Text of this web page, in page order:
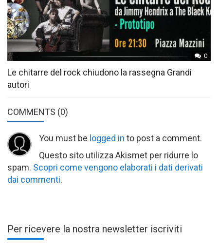
0
Le chitarre del rock chiudono la rassegna Grandi
autori
COMMENTS (0)
You must be logged in to post a comment.
Questo sito utilizza Akismet per ridurre lo
spam. Scopri come vengono elaborati i dati derivati
dai commenti.
Per ricevere la nostra newsletter iscriviti